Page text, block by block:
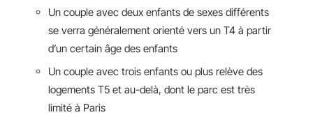
Un couple avec deux enfants de sexes différents
se verra généralement orienté vers un T4 à partir
d’un certain âge des enfants
Un couple avec trois enfants ou plus relève des
logements T5 et au-delà, dont le parc est très
limité à Paris